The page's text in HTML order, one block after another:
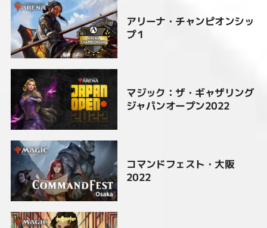
アリーナ・チャンピオンシッ
プ１
マジック：ザ・ギャザリング
ジャパンオープン2022
コマンドフェスト・大阪
2022